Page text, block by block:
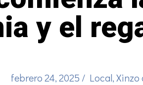
y el
febrero 24, 2025 / Local,